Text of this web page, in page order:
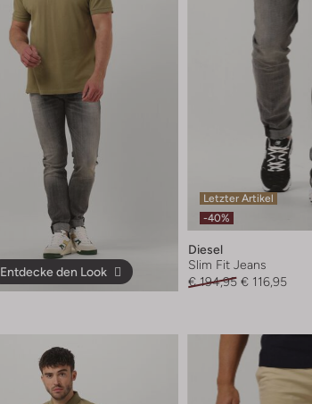
Entdecke den Look
Letzter Artikel
-40%
Diesel
Slim Fit Jeans
€ 194,95 € 116,95